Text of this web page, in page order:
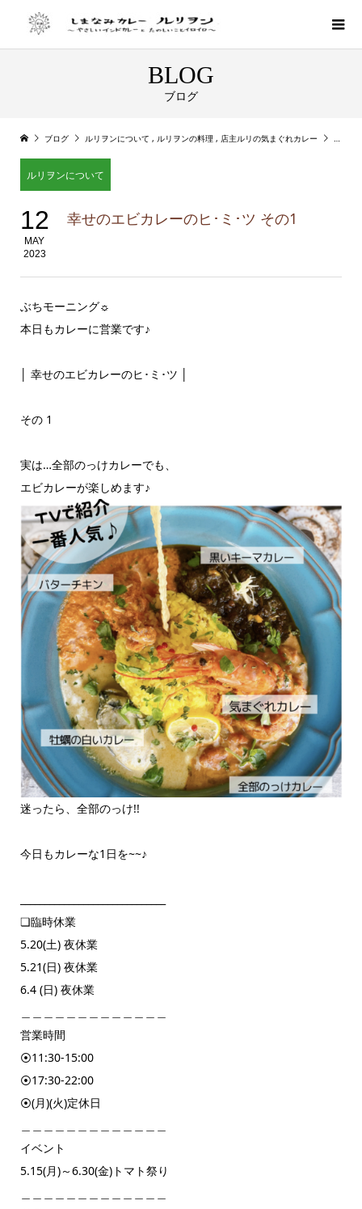
BLOG
ブログ
ブログ ルリヲンについて , ルリヲンの料理 , 店主ルリの気まぐれカレー 幸せの
ルリヲンについて
12
MAY
2023
幸せのエビカレーのヒ･ミ･ツ その1
ぶちモーニング☼
本日もカレーに営業です♪
│ 幸せのエビカレーのヒ･ミ･ツ │
その 1
実は…全部のっけカレーでも、
エビカレーが楽しめます♪
迷ったら、全部のっけ!!
今日もカレーな1日を~~♪
❏臨時休業
5.20(土) 夜休業
5.21(日) 夜休業
6.4 (日) 夜休業
営業時間
⦿11:30-15:00
⦿17:30-22:00
⦿(月)(火)定休日
イベント
5.15(月)～6.30(金)トマト祭り